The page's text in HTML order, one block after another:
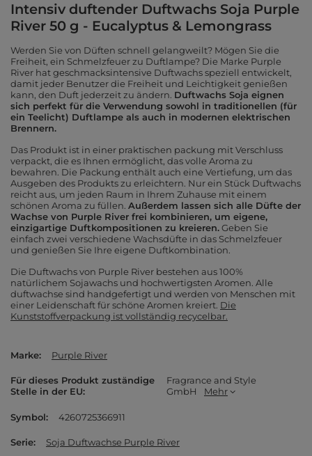
Intensiv duftender Duftwachs Soja Purple
River 50 g - Eucalyptus & Lemongrass
Werden Sie von Düften schnell gelangweilt? Mögen Sie die
Freiheit, ein Schmelzfeuer zu Duftlampe? Die Marke Purple
River hat geschmacksintensive Duftwachs speziell entwickelt,
damit jeder Benutzer die Freiheit und Leichtigkeit genießen
kann, den Duft jederzeit zu ändern. Duftwachs Soja eignen
sich perfekt für die Verwendung sowohl in traditionellen (für
ein Teelicht) Duftlampe als auch in modernen elektrischen
Brennern.
Das Produkt ist in einer praktischen packung mit Verschluss
verpackt, die es Ihnen ermöglicht, das volle Aroma zu
bewahren. Die Packung enthält auch eine Vertiefung, um das
Ausgeben des Produkts zu erleichtern. Nur ein Stück Duftwachs
reicht aus, um jeden Raum in Ihrem Zuhause mit einem
schönen Aroma zu füllen. Außerdem lassen sich alle Düfte der
Wachse von Purple River frei kombinieren, um eigene,
einzigartige Duftkompositionen zu kreieren.Geben Sie
einfach zwei verschiedene Wachsdüfte in das Schmelzfeuer
und genießen Sie Ihre eigene Duftkombination.
Die Duftwachs von Purple River bestehen aus 100%
natürlichem Sojawachs und hochwertigsten Aromen. Alle
duftwachse sind handgefertigt und werden von Menschen mit
einer Leidenschaft für schöne Aromen kreiert. Die
Kunststoffverpackung ist vollständig recycelbar.
Marke Purple River
Für dieses Produkt zuständige
Stelle in der EU
Fragrance and Style
GmbH
Mehr
Symbol 4260725366911
Serie Soja Duftwachse Purple River